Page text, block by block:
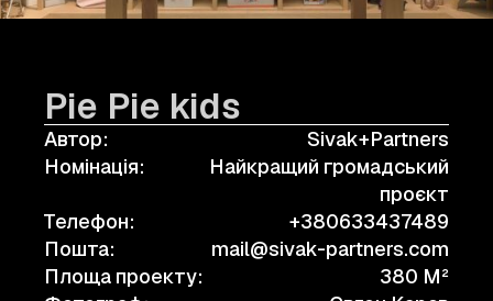
Pie Pie kids
Автор:
Sivak+Partners
Номінація:
Найкращий громадський
проєкт
Телефон:
+380633437489
Пошта:
mail@sivak-partners.com
Площа проекту:
380 M²